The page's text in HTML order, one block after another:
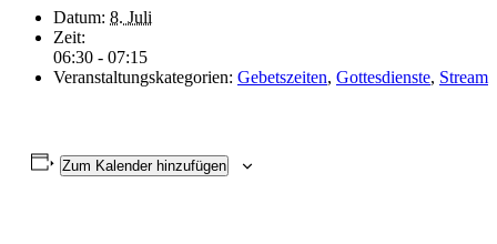
Datum: 8. Juli
Zeit:
06:30 - 07:15
Veranstaltungskategorien: Gebetszeiten, Gottesdienste, Stream
Zum Kalender hinzufügen